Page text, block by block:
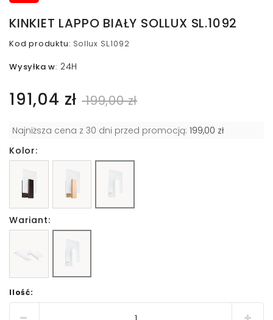
KINKIET LAPPO BIAŁY SOLLUX SL.1092
Kod produktu: Sollux SL.1092
Wysyłka w: 24H
191,04 zł 199,00 zł
Najniższa cena z 30 dni przed promocją: 199,00 zł
Kolor:
Wariant:
Ilość: